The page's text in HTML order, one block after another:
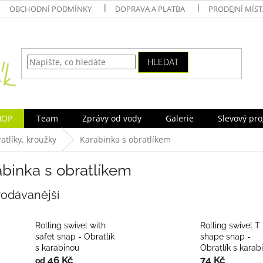
OBCHODNÍ PODMÍNKY DOPRAVA A PLATBA PRODEJNÍ
HLEDAT
Team Zprávy od vody Galerie Slevový
kroužky Karabinka s obratlíkem
s obratlíkem
Rolling swivel with
safet snap - Obratlík
s karabinou
od 46 Kč
Rolling swivel T
shape snap -
Obratlík s
74 Kč